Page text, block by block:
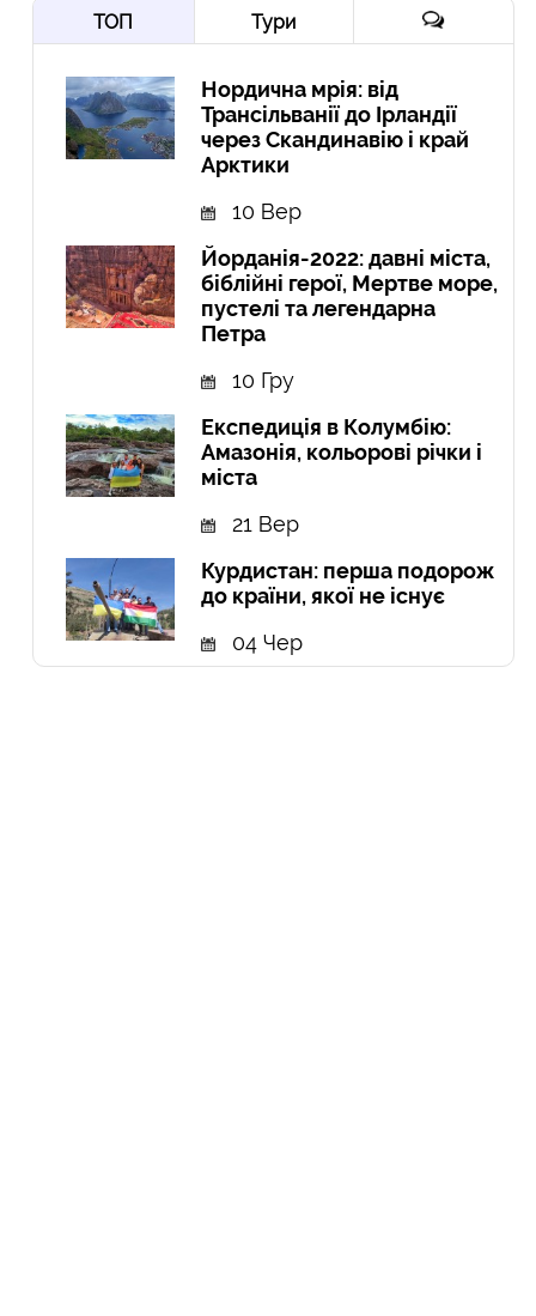
ТОП Тури
Нордична мрія: від
Трансільванії до Ірландії
через Скандинавію і край
Арктики
10 Вер
Йорданія-2022: давні міста,
біблійні герої, Мертве море,
пустелі та легендарна
Петра
10 Гру
Експедиція в Колумбію:
Амазонія, кольорові річки і
міста
21 Вер
Курдистан: перша подорож
до країни, якої не існує
04 Чер